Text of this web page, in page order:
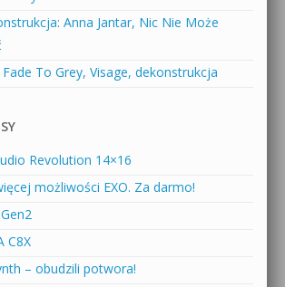
Anna Jantar, Nic Nie Może
Fade To Grey, Visage, dekonstrukcja
Revolution 14×16
możliwości EXO. Za darmo!
C8X
– obudzili potwora!